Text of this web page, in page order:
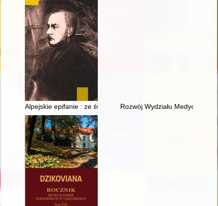
Alpejskie epifanie : ze świadomości religijnej Zygmunta
Rozwój Wydziału Medycyny